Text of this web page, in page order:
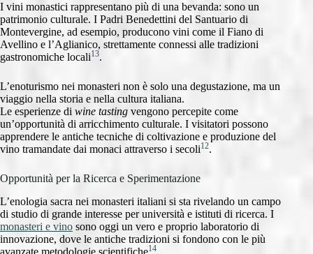
I vini monastici rappresentano più di una bevanda: sono un
patrimonio culturale. I Padri Benedettini del Santuario di
Montevergine, ad esempio, producono vini come il Fiano di
Avellino e l’Aglianico, strettamente connessi alle tradizioni
gastronomiche locali13.
L’enoturismo nei monasteri non è solo una degustazione, ma un
viaggio nella storia e nella cultura italiana.
Le esperienze di wine tasting vengono percepite come
un’opportunità di arricchimento culturale. I visitatori possono
apprendere le antiche tecniche di coltivazione e produzione del
vino tramandate dai monaci attraverso i secoli12.
Opportunità per la Ricerca e Sperimentazione
L’enologia sacra nei monasteri italiani si sta rivelando un campo
di studio di grande interesse per università e istituti di ricerca. I
monasteri e vino sono oggi un vero e proprio laboratorio di
innovazione, dove le antiche tradizioni si fondono con le più
14